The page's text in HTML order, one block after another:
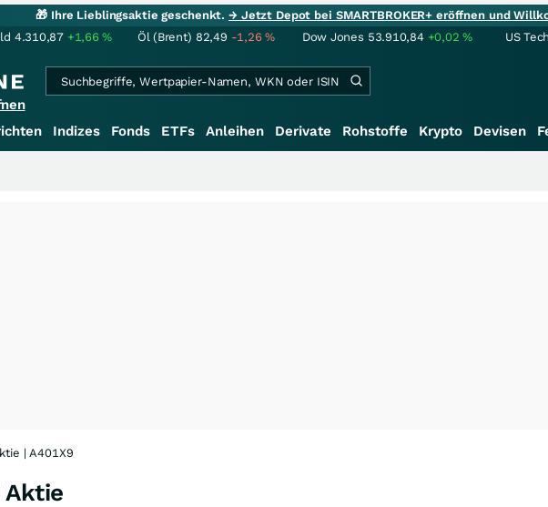
🎁 Ihre Lieblingsaktie geschenkt.→ Jetzt Depot bei SMARTBROKER+ eröffnen und
4.310,87 +1,66% Öl (Brent) 82,49 -1,26% Dow Jones 53.910,84 +0,02% US
Indizes Fonds ETFs Anleihen Derivate Rohstoffe Krypto Devisen
| A401X9
Aktie